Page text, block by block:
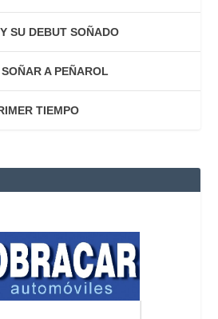
SU DEBUT SOÑADO
A PEÑAROL
TIEMPO